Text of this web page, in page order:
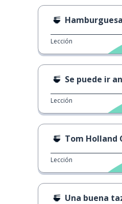
Lección
Se puede ir
Lección
Tom Holland
Lección
Una buena